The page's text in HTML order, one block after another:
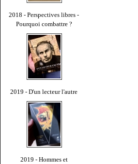
2018 - Perspectives libres -
Pourquoi combattre ?
2019 - D'un lecteur l'autre
2019 - Hommes et